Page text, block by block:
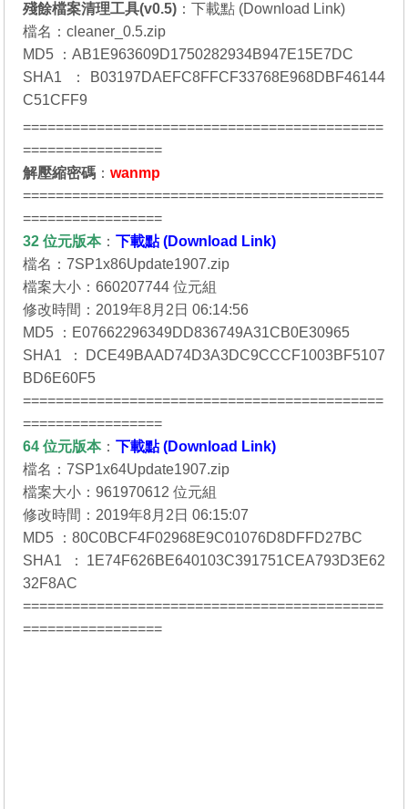
殘餘檔案清理工具(v0.5) ：下載點 (Download Link)
檔名：cleaner_0.5.zip
MD5 ：AB1E963609D1750282934B947E15E7DC
SHA1 ：B03197DAEFC8FFCF33768E968DBF46144
C51CFF9
============================================
=================
解壓縮密碼 ：wanmp
============================================
=================
32 位元版本：下載點 (Download Link)
檔名：7SP1x86Update1907.zip
檔案大小：660207744 位元組
修改時間：2019年8月2日 06:14:56
MD5 ：E07662296349DD836749A31CB0E30965
SHA1 ：DCE49BAAD74D3A3DC9CCCF1003BF5107
BD6E60F5
============================================
=================
64 位元版本：下載點 (Download Link)
檔名：7SP1x64Update1907.zip
檔案大小：961970612 位元組
修改時間：2019年8月2日 06:15:07
MD5 ：80C0BCF4F02968E9C01076D8DFFD27BC
SHA1 ：1E74F626BE640103C391751CEA793D3E62
32F8AC
============================================
=================